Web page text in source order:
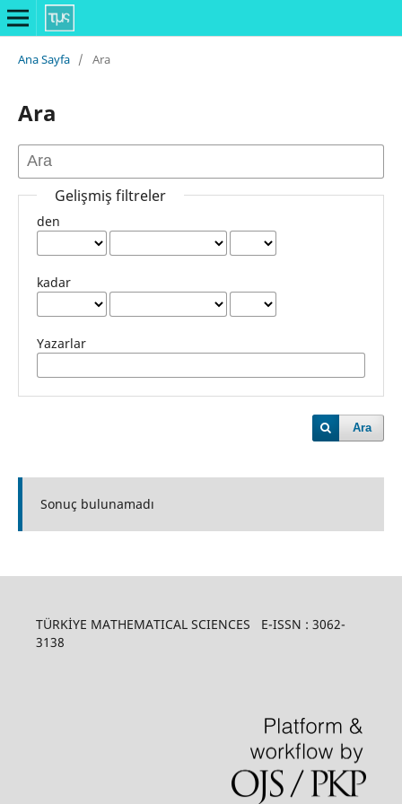
Ana Sayfa / Ara
Ara
Gelişmiş filtreler
den
kadar
Yazarlar
Ara
Sonuç bulunamadı
TÜRKİYE MATHEMATICAL SCIENCES E-ISSN : 3062-
3138